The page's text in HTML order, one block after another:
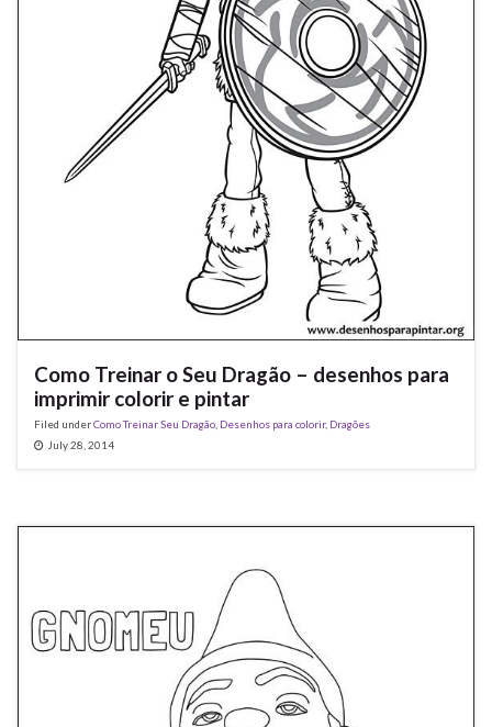
Como Treinar o Seu Dragão – desenhos para
imprimir colorir e pintar
Filed underComo Treinar Seu Dragão Desenhos para colorir, Dragões
July 28, 2014